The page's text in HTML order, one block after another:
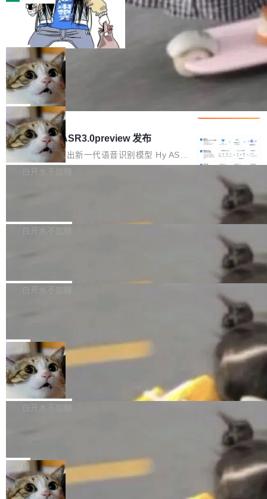
装完即用。 开源地址：Gitee · GitCode · GitHu
b 安装 支持 Java 8+（8~26）、macOS / Linu
x / Windows / Harmony PC。 # macOS / Linu
x / Harmony PC curl -fsSL https://solon.noea
r.org/solon...
体。企业级代码仓库通常包含数十万乃至数百万
个文件，其规模远超单次模型调用可承载的上下
文窗口。随着项目规模的持续扩张与代码历史的
不断累积，代码仓中的模块关系、接口契约、业
务逻辑等关键信息往往分散于数十乃至数百个文
件之中，形成高度复杂的知识关联网络。传统的
代码检索手段（如关键词匹配、目录遍历）仅能
在语法层面完成文本定位，难以触及代码的语义
内涵与结构关联，导致开发者使用代码智能体在
理解大规模代码仓时面临显著"代码仓理解"瓶
颈。 代码仓深度理解服务（以下简称" CodeBas
e深度理解服务"）是华为云码道（CodeA...
一条“删库”命令跑 17 小时，算法工程
师删光 89TB 数据只为干私活
最高人民检察院8月4日公布了一起案件：北京一
名90后算法工程师王某，为了给自己接的私活腾
服务器空间，删光了公司AI游戏部门的全部核心
数据。 王某2024年1月入职东城区某科技公司AI
短剧部门，有互联网大厂背景。在公司内部架构
调整期间，部门三次通知全员将数据从A集群迁
移到B集群，王某都回复了"收到"。 他没有迁移
数据。2024年9月3日下午4点，他使用此前登录
的账号密码进入A集群，输入了一条被程序员圈
称为"删库跑路"的命令——最高管理员权限、无
自研的多个文生3D和...
局
Cloudflare 分享推理优化实践：KV ca
che 量化 + 权重压缩，吞吐量提升 4
1%，成本降 30%
Kimi 和 GLM 是当前最强的大模型系列之一，但
它们有一个共同的问题：太吃显存了。月之暗面
的 Kimi K 系列和智谱的 GLM 都是长上下文、M
oE 架构的大模型，好用到让人上瘾，但 GPU 显
存永远不够用。 Cloudflare 的 Workers AI 团队
一直在跑这些模型的推理。他们在官方博客上发
整性保护。效果是：吞吐量提升 41%，每 token
局
腾讯混元 Hy ASR3.0preview 发布
腾讯混元正式推出新一代语音识别模型 Hy ASR
3.0preview。基于最新一代大语言模型 Hy3 的
让语音识别不再只是听清，而是真正听懂。通过
w 不要求标准普通话，方言识别覆盖粤语、吴语
白开水不加糖
新和少量网页兼容性修复版本。 Changes/fixe
容提供的字体时出现的几个问题 为避免音频加
质的最低采样率）的音频格式将被拒绝 修复了 C
SS 圆角虚线样式中可能存在的问题 如果表单中
的图像元素不在同一个子树中，则它们将不再关
联 加...
白开水不加糖
发布的 Release Notes，他利用 AI 工具（如 Co
最强的若干项。对于尚未正式发版的 PG 19，则
通过拉取过去一年内（从 PG 18 Beta1 时间点
至今）的所有 commit，同样交由 AI 分析提炼。
经过人工复核，准确度令人满意。这一方法也为
社区爱好者提供了高效跟踪新版本的思路。
白开水不加糖
维护工作一直与我的日常工作、家务、社交生活
和休闲娱乐竞争时间。" 这是 libexpat 维护者 S
ebastian Pipping 写在博客里的话。8 月 4 日，
他宣布了一个新消息：从 2026 年 8 月 1 日起，
他可以全职维护 libexpat 了，最长 6 个月。发
库之一。你的操作系统、浏览器、无数的基础设
施软件，很可能都在用它。而过去十年，维护它
的人一直在用业余...
局
Firefox 153.0.3 发布
Firefox 153.0.3 现已发布，具体更新内容如
下： New Smart Window 包含多项增强功能：
gi?id=2019042">Bug&nbsp;2019042</a>）</l
i> <li>现在，助手可以直接使用 Exa 的网络搜索
结果回答问题，而无需将问题转交给搜索引擎。
白开水不加糖
的 npm 包。项目的核心论点是：容器不适合 Ag
ent 计算。真正适合的，是 Isolate。 Cloudflare
工程师在这件事上没什么可谦虚的——他们用 W
局
OpenAI 公开邮件和聊天记录回应苹果